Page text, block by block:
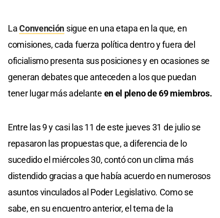
LaConvención sigue en una etapa en la que, en
comisiones, cada fuerza política dentro y fuera del
oficialismo presenta sus posiciones y en ocasiones se
generan debates que anteceden a los que puedan
tener lugar más adelante en el pleno de 69 miembros.
Entre las 9 y casi las 11 de este jueves 31 de julio se
repasaron las propuestas que, a diferencia de lo
sucedido el miércoles 30, contó con un clima más
distendido gracias a que había acuerdo en numerosos
asuntos vinculados al Poder Legislativo. Como se
sabe, en su encuentro anterior, el tema de la